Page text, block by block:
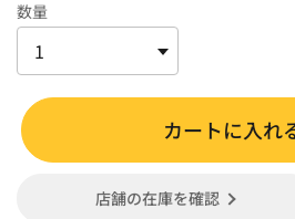
数量
カートに入れ
店舗の在庫を確認